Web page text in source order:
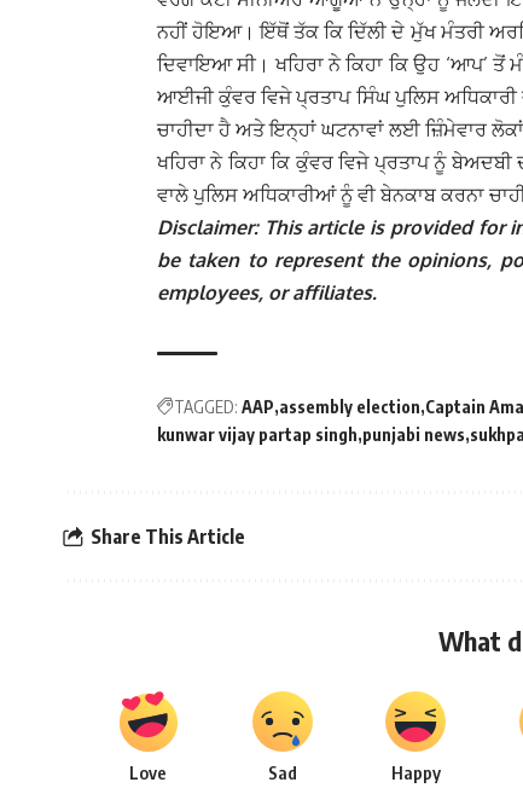
ਨਹੀਂ ਹੋਇਆ। ਇੱਥੋਂ ਤੱਕ ਕਿ ਦਿੱਲੀ ਦੇ ਮੁੱਖ ਮੰਤਰੀ
ਦਿਵਾਇਆ ਸੀ। ਖਹਿਰਾ ਨੇ ਕਿਹਾ ਕਿ ਉਹ ‘ਆਪ’ ਤੋਂ
ਆਈਜੀ ਕੁੰਵਰ ਵਿਜੇ ਪ੍ਰਤਾਪ ਸਿੰਘ ਪੁਲਿਸ
ਚਾਹੀਦਾ ਹੈ ਅਤੇ ਇਨ੍ਹਾਂ ਘਟਨਾਵਾਂ ਲਈ ਜ਼ਿੰਮੇਵਾਰ ਲੋਕਾਂ
ਖਹਿਰਾ ਨੇ ਕਿਹਾ ਕਿ ਕੁੰਵਰ ਵਿਜੇ ਪ੍ਰਤਾਪ ਨੂੰ
ਵਾਲੇ ਪੁਲਿਸ ਅਧਿਕਾਰੀਆਂ ਨੂੰ ਵੀ ਬੇਨਕਾਬ ਕਰਨਾ
Disclaimer: This article is provided for
be taken to represent the opinions,
employees, or affiliates.
TAGGED: AAP assembly election Captain
kunwar vijay partap singh punjabi news
Share This Article
What
Love Sad Happy